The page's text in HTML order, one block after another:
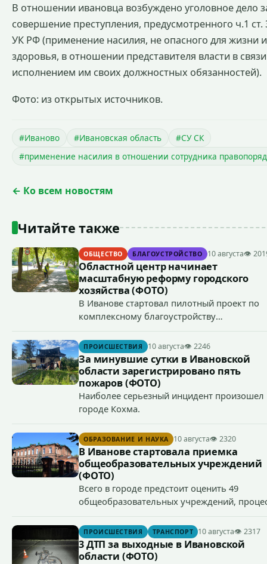
В отношении ивановца возбуждено уголовное дело
совершение преступления, предусмотренного ч.1 ст.
УК РФ (применение насилия, не опасного для жизни и
здоровья, в отношении представителя власти в
исполнением им своих должностных обязанностей).
Фото: из открытых источников.
#Иваново #Ивановская область
#СУ СК
#применение насилия в отношении сотрудника
← Ко всем новостям
Читайте также
ОБЩЕСТВО БЛАГОУСТРОЙСТВО 10 августа👁
Областной центр начинает
масштабную реформу городского
хозяйства (ФОТО)
В Иванове стартовал пилотный проект по
комплексному благоустройству
ПРОИСШЕСТВИЯ 10 августа👁 2246
За минувшие сутки в Ивановской
области зарегистрировано пять
пожаров (ФОТО)
Наиболее серьезный инцидент произошел
городе Кохма.
ОБРАЗОВАНИЕ И НАУКА 10 августа👁 2320
В Иванове стартовала приемка
общеобразовательных учреждений
(ФОТО)
Всего в городе предстоит оценить 49
общеобразовательных учреждений,
ПРОИСШЕСТВИЯ ТРАНСПОРТ 10 августа👁 2317
3 ДТП за выходные в Ивановской
области (ФОТО)